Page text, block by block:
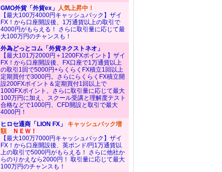
GMO外貨「外貨ex」 人気上昇中！
【最大100万4000円キャッシュバック】ザイ
FX！から口座開設後、1万通貨以上の取引で
4000円がもらえる！ さらに取引量に応じて最
大100万円のチャンスも！
外為どっとコム「外貨ネクストネオ」
【最大101万2000円＋1200FXポイント】ザイ
FX！から口座開設後、FX口座で1万通貨以上
の取引1回で5000円+らくらくFX積立1回以上
定期買付で3000円。さらにらくらくFX積立開
設200FXポイント＆定期買付1回以上で
1000FXポイント。さらに取引量に応じて最大
100万円に加え、スクール受講と理解度テスト
合格などで1000円、CFD開設と取引で最大
4000円！
ヒロセ通商「LION FX」 キャッシュバック増
額ＮＥＷ！
【最大100万7000円キャッシュバック】ザイ
FX！から口座開設後、英ポンド/円1万通貨以
上の取引で5000円がもらえる！ さらに他社か
らのりかえなら2000円！ 取引量に応じて最大
100万円のチャンスも！